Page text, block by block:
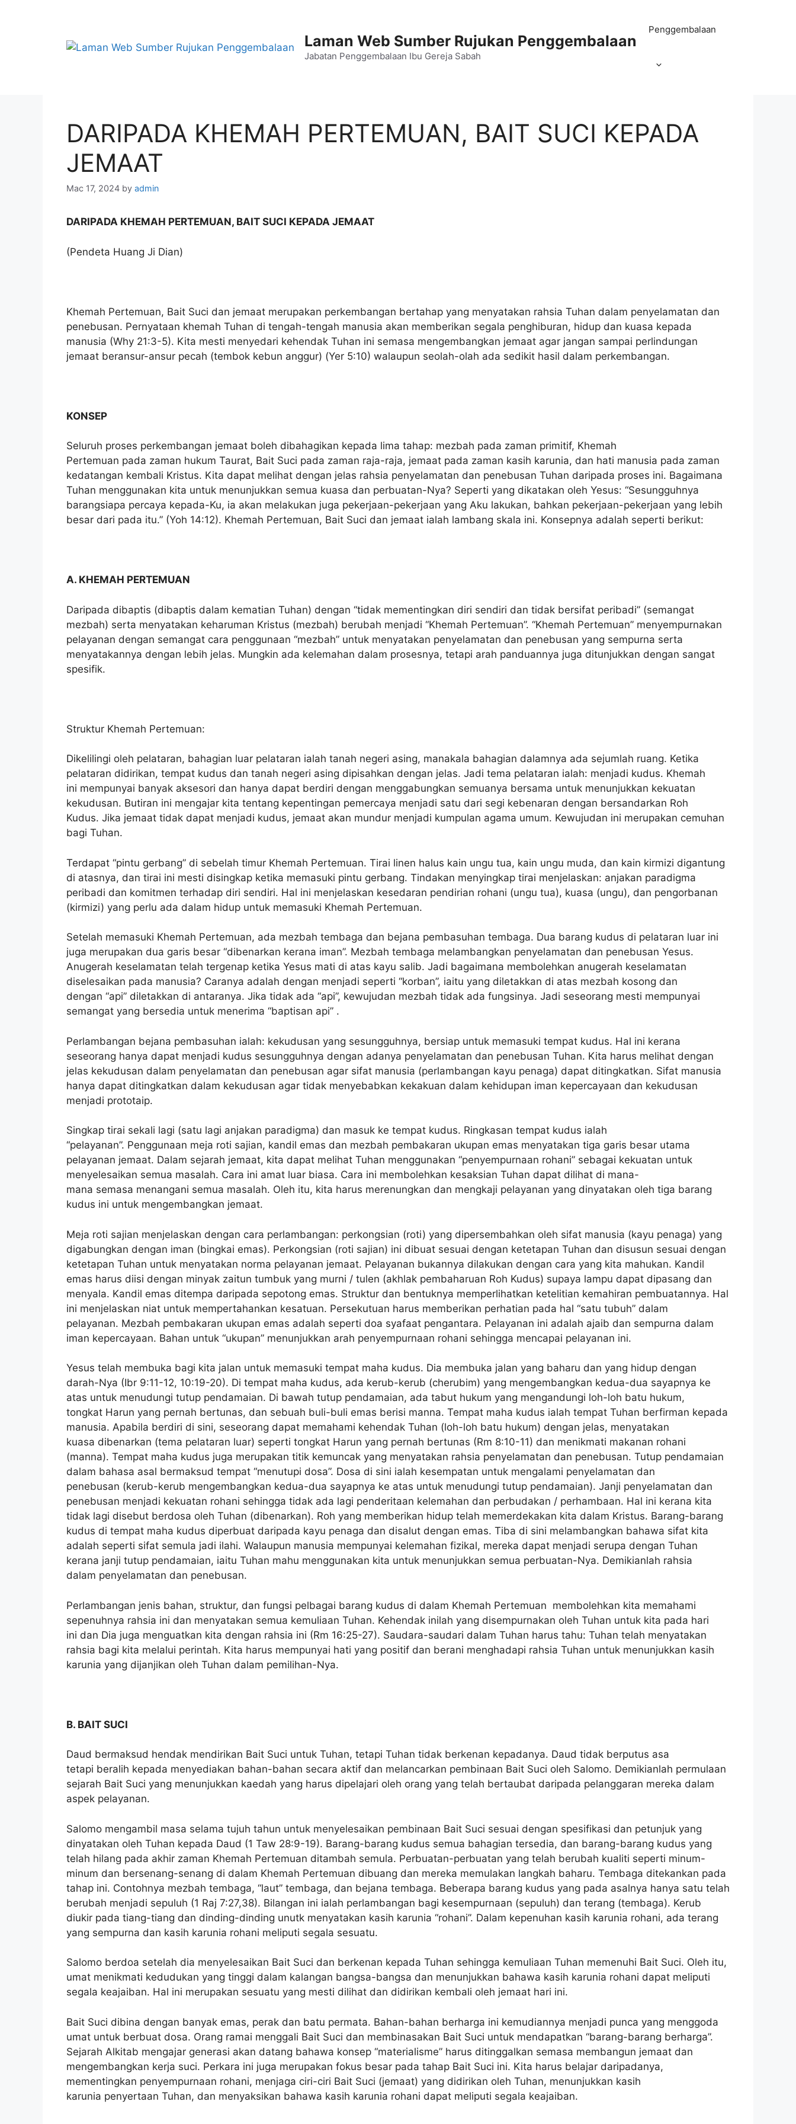
Laman Web Sumber Rujukan Penggembalaan
Jabatan Penggembalaan Ibu Gereja Sabah
Penggembalaan
DARIPADA KHEMAH PERTEMUAN, BAIT SUCI KEPADA
JEMAAT
Mac 17, 2024 by admin
DARIPADA KHEMAH PERTEMUAN, BAIT SUCI KEPADA JEMAAT
(Pendeta Huang Ji Dian)
Khemah Pertemuan, Bait Suci dan jemaat merupakan perkembangan bertahap yang menyatakan rahsia Tuhan dalam penyelamatan dan
penebusan. Pernyataan khemah Tuhan di tengah-tengah manusia akan memberikan segala penghiburan, hidup dan kuasa kepada
manusia (Why 21:3-5). Kita mesti menyedari kehendak Tuhan ini semasa mengembangkan jemaat agar jangan sampai perlindungan
jemaat beransur-ansur pecah (tembok kebun anggur) (Yer 5:10) walaupun seolah-olah ada sedikit hasil dalam perkembangan.
KONSEP
Seluruh proses perkembangan jemaat boleh dibahagikan kepada lima tahap: mezbah pada zaman primitif, Khemah
Pertemuan pada zaman hukum Taurat, Bait Suci pada zaman raja-raja, jemaat pada zaman kasih karunia, dan hati manusia pada zaman
kedatangan kembali Kristus. Kita dapat melihat dengan jelas rahsia penyelamatan dan penebusan Tuhan daripada proses ini. Bagaimana
Tuhan menggunakan kita untuk menunjukkan semua kuasa dan perbuatan-Nya? Seperti yang dikatakan oleh Yesus: “Sesungguhnya
barangsiapa percaya kepada-Ku, ia akan melakukan juga pekerjaan-pekerjaan yang Aku lakukan, bahkan pekerjaan-pekerjaan yang lebih
besar dari pada itu.” (Yoh 14:12). Khemah Pertemuan, Bait Suci dan jemaat ialah lambang skala ini. Konsepnya adalah seperti berikut:
A. KHEMAH PERTEMUAN
Daripada dibaptis (dibaptis dalam kematian Tuhan) dengan “tidak mementingkan diri sendiri dan tidak bersifat peribadi” (semangat
mezbah) serta menyatakan keharuman Kristus (mezbah) berubah menjadi “Khemah Pertemuan”. “Khemah Pertemuan” menyempurnakan
pelayanan dengan semangat cara penggunaan “mezbah” untuk menyatakan penyelamatan dan penebusan yang sempurna serta
menyatakannya dengan lebih jelas. Mungkin ada kelemahan dalam prosesnya, tetapi arah panduannya juga ditunjukkan dengan sangat
spesifik.
Struktur Khemah Pertemuan:
Dikelilingi oleh pelataran, bahagian luar pelataran ialah tanah negeri asing, manakala bahagian dalamnya ada sejumlah ruang. Ketika
pelataran didirikan, tempat kudus dan tanah negeri asing dipisahkan dengan jelas. Jadi tema pelataran ialah: menjadi kudus. Khemah
ini mempunyai banyak aksesori dan hanya dapat berdiri dengan menggabungkan semuanya bersama untuk menunjukkan kekuatan
kekudusan. Butiran ini mengajar kita tentang kepentingan pemercaya menjadi satu dari segi kebenaran dengan bersandarkan Roh
Kudus. Jika jemaat tidak dapat menjadi kudus, jemaat akan mundur menjadi kumpulan agama umum. Kewujudan ini merupakan cemuhan
bagi Tuhan.
Terdapat “pintu gerbang” di sebelah timur Khemah Pertemuan. Tirai linen halus kain ungu tua, kain ungu muda, dan kain kirmizi digantung
di atasnya, dan tirai ini mesti disingkap ketika memasuki pintu gerbang. Tindakan menyingkap tirai menjelaskan: anjakan paradigma
peribadi dan komitmen terhadap diri sendiri. Hal ini menjelaskan kesedaran pendirian rohani (ungu tua), kuasa (ungu), dan pengorbanan
(kirmizi) yang perlu ada dalam hidup untuk memasuki Khemah Pertemuan.
Setelah memasuki Khemah Pertemuan, ada mezbah tembaga dan bejana pembasuhan tembaga. Dua barang kudus di pelataran luar ini
juga merupakan dua garis besar “dibenarkan kerana iman”. Mezbah tembaga melambangkan penyelamatan dan penebusan Yesus.
Anugerah keselamatan telah tergenap ketika Yesus mati di atas kayu salib. Jadi bagaimana membolehkan anugerah keselamatan
diselesaikan pada manusia? Caranya adalah dengan menjadi seperti “korban”, iaitu yang diletakkan di atas mezbah kosong dan
dengan “api” diletakkan di antaranya. Jika tidak ada “api”, kewujudan mezbah tidak ada fungsinya. Jadi seseorang mesti mempunyai
semangat yang bersedia untuk menerima “baptisan api” .
Perlambangan bejana pembasuhan ialah: kekudusan yang sesungguhnya, bersiap untuk memasuki tempat kudus. Hal ini kerana
seseorang hanya dapat menjadi kudus sesungguhnya dengan adanya penyelamatan dan penebusan Tuhan. Kita harus melihat dengan
jelas kekudusan dalam penyelamatan dan penebusan agar sifat manusia (perlambangan kayu penaga) dapat ditingkatkan. Sifat manusia
hanya dapat ditingkatkan dalam kekudusan agar tidak menyebabkan kekakuan dalam kehidupan iman kepercayaan dan kekudusan
menjadi prototaip.
Singkap tirai sekali lagi (satu lagi anjakan paradigma) dan masuk ke tempat kudus. Ringkasan tempat kudus ialah
“pelayanan”. Penggunaan meja roti sajian, kandil emas dan mezbah pembakaran ukupan emas menyatakan tiga garis besar utama
pelayanan jemaat. Dalam sejarah jemaat, kita dapat melihat Tuhan menggunakan “penyempurnaan rohani” sebagai kekuatan untuk
menyelesaikan semua masalah. Cara ini amat luar biasa. Cara ini membolehkan kesaksian Tuhan dapat dilihat di mana-
mana semasa menangani semua masalah. Oleh itu, kita harus merenungkan dan mengkaji pelayanan yang dinyatakan oleh tiga barang
kudus ini untuk mengembangkan jemaat.
Meja roti sajian menjelaskan dengan cara perlambangan: perkongsian (roti) yang dipersembahkan oleh sifat manusia (kayu penaga) yang
digabungkan dengan iman (bingkai emas). Perkongsian (roti sajian) ini dibuat sesuai dengan ketetapan Tuhan dan disusun sesuai dengan
ketetapan Tuhan untuk menyatakan norma pelayanan jemaat. Pelayanan bukannya dilakukan dengan cara yang kita mahukan. Kandil
emas harus diisi dengan minyak zaitun tumbuk yang murni / tulen (akhlak pembaharuan Roh Kudus) supaya lampu dapat dipasang dan
menyala. Kandil emas ditempa daripada sepotong emas. Struktur dan bentuknya memperlihatkan ketelitian kemahiran pembuatannya. Hal
ini menjelaskan niat untuk mempertahankan kesatuan. Persekutuan harus memberikan perhatian pada hal “satu tubuh” dalam
pelayanan. Mezbah pembakaran ukupan emas adalah seperti doa syafaat pengantara. Pelayanan ini adalah ajaib dan sempurna dalam
iman kepercayaan. Bahan untuk “ukupan” menunjukkan arah penyempurnaan rohani sehingga mencapai pelayanan ini.
Yesus telah membuka bagi kita jalan untuk memasuki tempat maha kudus. Dia membuka jalan yang baharu dan yang hidup dengan
darah-Nya (Ibr 9:11-12, 10:19-20). Di tempat maha kudus, ada kerub-kerub (cherubim) yang mengembangkan kedua-dua sayapnya ke
atas untuk menudungi tutup pendamaian. Di bawah tutup pendamaian, ada tabut hukum yang mengandungi loh-loh batu hukum,
tongkat Harun yang pernah bertunas, dan sebuah buli-buli emas berisi manna. Tempat maha kudus ialah tempat Tuhan berfirman kepada
manusia. Apabila berdiri di sini, seseorang dapat memahami kehendak Tuhan (loh-loh batu hukum) dengan jelas, menyatakan
kuasa dibenarkan (tema pelataran luar) seperti tongkat Harun yang pernah bertunas (Rm 8:10-11) dan menikmati makanan rohani
(manna). Tempat maha kudus juga merupakan titik kemuncak yang menyatakan rahsia penyelamatan dan penebusan. Tutup pendamaian
dalam bahasa asal bermaksud tempat “menutupi dosa”. Dosa di sini ialah kesempatan untuk mengalami penyelamatan dan
penebusan (kerub-kerub mengembangkan kedua-dua sayapnya ke atas untuk menudungi tutup pendamaian). Janji penyelamatan dan
penebusan menjadi kekuatan rohani sehingga tidak ada lagi penderitaan kelemahan dan perbudakan / perhambaan. Hal ini kerana kita
tidak lagi disebut berdosa oleh Tuhan (dibenarkan). Roh yang memberikan hidup telah memerdekakan kita dalam Kristus. Barang-barang
kudus di tempat maha kudus diperbuat daripada kayu penaga dan disalut dengan emas. Tiba di sini melambangkan bahawa sifat kita
adalah seperti sifat semula jadi ilahi. Walaupun manusia mempunyai kelemahan fizikal, mereka dapat menjadi serupa dengan Tuhan
kerana janji tutup pendamaian, iaitu Tuhan mahu menggunakan kita untuk menunjukkan semua perbuatan-Nya. Demikianlah rahsia
dalam penyelamatan dan penebusan.
Perlambangan jenis bahan, struktur, dan fungsi pelbagai barang kudus di dalam Khemah Pertemuan membolehkan kita memahami
sepenuhnya rahsia ini dan menyatakan semua kemuliaan Tuhan. Kehendak inilah yang disempurnakan oleh Tuhan untuk kita pada hari
ini dan Dia juga menguatkan kita dengan rahsia ini (Rm 16:25-27). Saudara-saudari dalam Tuhan harus tahu: Tuhan telah menyatakan
rahsia bagi kita melalui perintah. Kita harus mempunyai hati yang positif dan berani menghadapi rahsia Tuhan untuk menunjukkan kasih
karunia yang dijanjikan oleh Tuhan dalam pemilihan-Nya.
B. BAIT SUCI
Daud bermaksud hendak mendirikan Bait Suci untuk Tuhan, tetapi Tuhan tidak berkenan kepadanya. Daud tidak berputus asa
tetapi beralih kepada menyediakan bahan-bahan secara aktif dan melancarkan pembinaan Bait Suci oleh Salomo. Demikianlah permulaan
sejarah Bait Suci yang menunjukkan kaedah yang harus dipelajari oleh orang yang telah bertaubat daripada pelanggaran mereka dalam
aspek pelayanan.
Salomo mengambil masa selama tujuh tahun untuk menyelesaikan pembinaan Bait Suci sesuai dengan spesifikasi dan petunjuk yang
dinyatakan oleh Tuhan kepada Daud (1 Taw 28:9-19). Barang-barang kudus semua bahagian tersedia, dan barang-barang kudus yang
telah hilang pada akhir zaman Khemah Pertemuan ditambah semula. Perbuatan-perbuatan yang telah berubah kualiti seperti minum-
minum dan bersenang-senang di dalam Khemah Pertemuan dibuang dan mereka memulakan langkah baharu. Tembaga ditekankan pada
tahap ini. Contohnya mezbah tembaga, “laut” tembaga, dan bejana tembaga. Beberapa barang kudus yang pada asalnya hanya satu telah
berubah menjadi sepuluh (1 Raj 7:27,38). Bilangan ini ialah perlambangan bagi kesempurnaan (sepuluh) dan terang (tembaga). Kerub
diukir pada tiang-tiang dan dinding-dinding unutk menyatakan kasih karunia “rohani”. Dalam kepenuhan kasih karunia rohani, ada terang
yang sempurna dan kasih karunia rohani meliputi segala sesuatu.
Salomo berdoa setelah dia menyelesaikan Bait Suci dan berkenan kepada Tuhan sehingga kemuliaan Tuhan memenuhi Bait Suci. Oleh itu,
umat menikmati kedudukan yang tinggi dalam kalangan bangsa-bangsa dan menunjukkan bahawa kasih karunia rohani dapat meliputi
segala keajaiban. Hal ini merupakan sesuatu yang mesti dilihat dan didirikan kembali oleh jemaat hari ini.
Bait Suci dibina dengan banyak emas, perak dan batu permata. Bahan-bahan berharga ini kemudiannya menjadi punca yang menggoda
umat untuk berbuat dosa. Orang ramai menggali Bait Suci dan membinasakan Bait Suci untuk mendapatkan “barang-barang berharga”.
Sejarah Alkitab mengajar generasi akan datang bahawa konsep “materialisme” harus ditinggalkan semasa membangun jemaat dan
mengembangkan kerja suci. Perkara ini juga merupakan fokus besar pada tahap Bait Suci ini. Kita harus belajar daripadanya,
mementingkan penyempurnaan rohani, menjaga ciri-ciri Bait Suci (jemaat) yang didirikan oleh Tuhan, menunjukkan kasih
karunia penyertaan Tuhan, dan menyaksikan bahawa kasih karunia rohani dapat meliputi segala keajaiban.